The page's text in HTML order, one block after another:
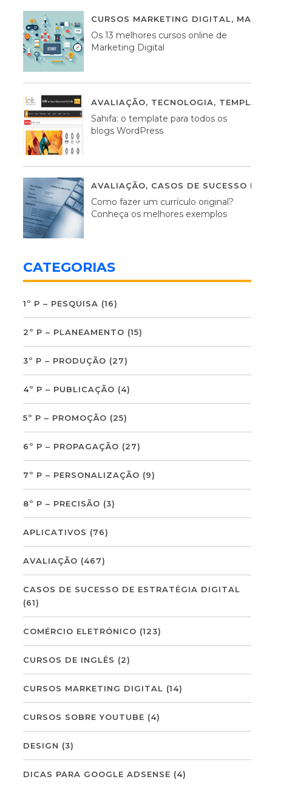
CURSOS MARKETING DIGITAL,
Os 13 melhores cursos online de
Marketing Digital
AVALIAÇÃO, TECNOLOGIA, TEMPLATES
Sahifa: o template para todos os
blogs WordPress
AVALIAÇÃO, CASOS DE SUCESSO DE
Como fazer um currículo original?
Conheça os melhores exemplos
CATEGORIAS
1º P – PESQUISA (16)
2º P – PLANEAMENTO (15)
3º P – PRODUÇÃO (27)
4º P – PUBLICAÇÃO (4)
5º P – PROMOÇÃO (25)
6º P – PROPAGAÇÃO (27)
7º P – PERSONALIZAÇÃO (9)
8º P – PRECISÃO (3)
APLICATIVOS (76)
AVALIAÇÃO (467)
CASOS DE SUCESSO DE ESTRATÉGIA DIGITAL
(61)
COMÉRCIO ELETRÓNICO (123)
CURSOS DE INGLÊS (2)
CURSOS MARKETING DIGITAL (14)
CURSOS SOBRE YOUTUBE (4)
DESIGN (3)
DICAS PARA GOOGLE ADSENSE (4)